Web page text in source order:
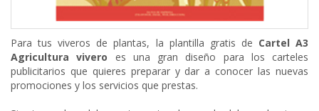
Para tus viveros de plantas, la plantilla gratis de Cartel A3
Agricultura vivero es una gran diseño para los carteles
publicitarios que quieres preparar y dar a conocer las nuevas
promociones y los servicios que prestas.